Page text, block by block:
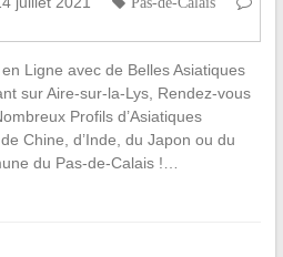
Ligne avec de Belles Asiatiques
sur Aire-sur-la-Lys, Rendez-vous
Profils d’Asiatiques
Chine, d’Inde, du Japon ou du
du Pas-de-Calais !…